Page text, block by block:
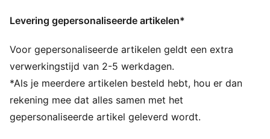
kinderen tussen 8 en 16 jaar
Levering gepersonaliseerde artikelen*
Voor gepersonaliseerde artikelen geldt een extra
verwerkingstijd van 2-5 werkdagen.
*Als je meerdere artikelen besteld hebt, hou er dan
rekening mee dat alles samen met het
gepersonaliseerde artikel geleverd wordt.